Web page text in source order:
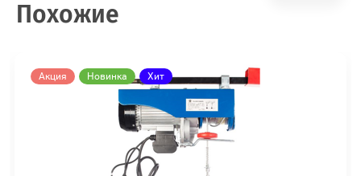
Похожие
Акция Новинка Хит